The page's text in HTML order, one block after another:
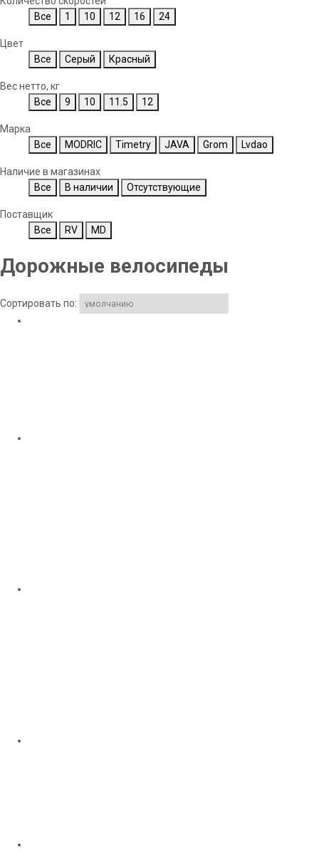
Все
1 10 12 16 24
Цвет
Все
Серый Красный
Вес нетто, кг
Все
9 10 11.5 12
Марка
Все
MODRIC Timetry JAVA Grom Lvdao
Наличие в магазинах
Все
В наличии Отсутствующие
Поставщик
Все
RV MD
Дорожные велосипеды
Сортировать по: